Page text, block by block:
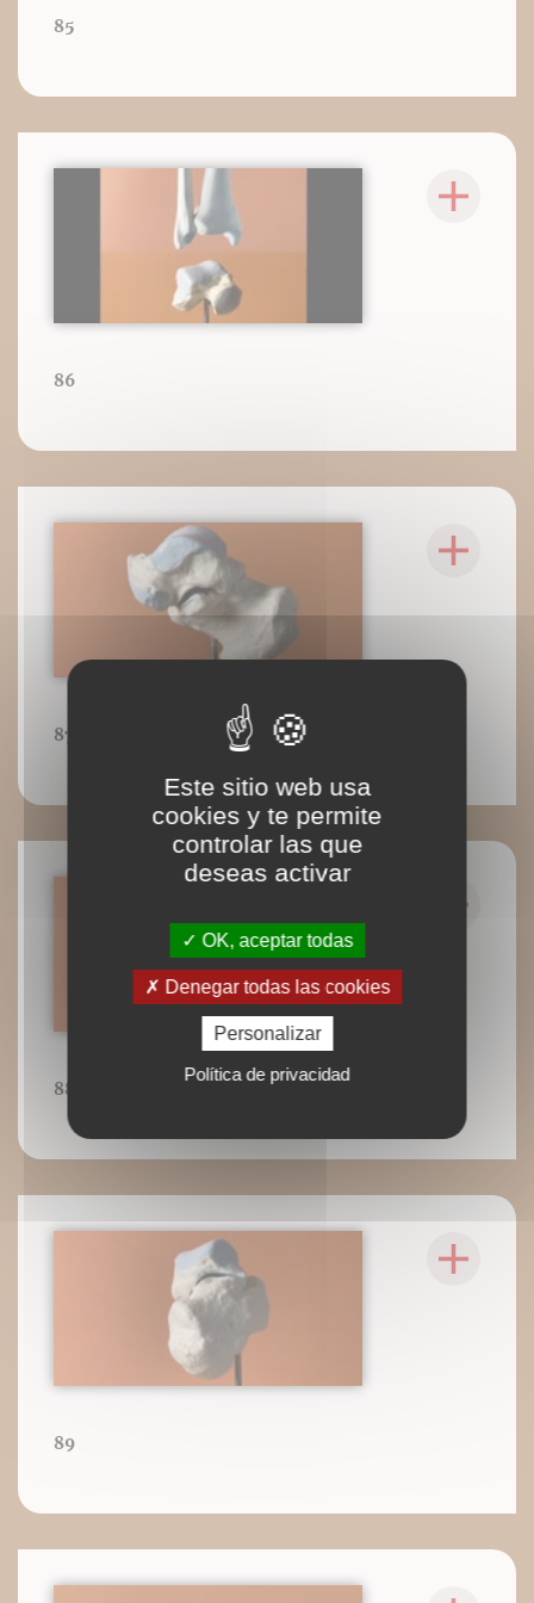
85
86
87
88
89
Este sitio web usa
cookies y te permite
controlar las que
deseas activar
OK, aceptar todas
Denegar todas las cookies
Personalizar
Política de privacidad